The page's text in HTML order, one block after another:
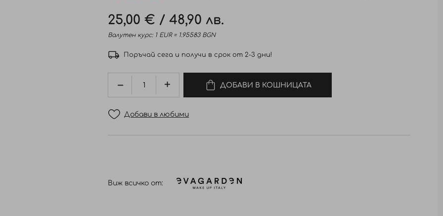
25,00 € /48,90 лв.
Валутен курс: 1 EUR = 1.95583 BGN
Поръчай сега и получи в срок от 2-3 дни!
ДОБАВИ В КОШНИЦАТА
Добави в любими
Виж всичко от: